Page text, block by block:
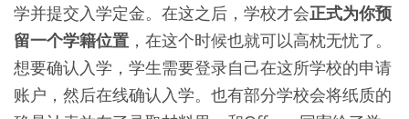
学并提交入学定金。在这之后，学校才会正式为你预
留一个学籍位置 ，在这个时候也就可以高枕无忧了。
想要确认入学，学生需要登录自己在这所学校的申请
账户，然后在线确认入学。也有部分学校会将纸质的